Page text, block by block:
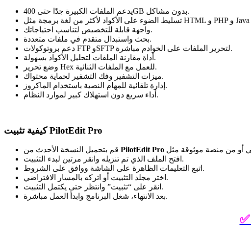
يدعم الملفات الكبيرة جدًا حتى 400GB بدون مشاكل.
واجهة قابلة للتخصيص لتناسب احتياجاتك.
بحث واستبدال متقدم في ملفات متعددة.
دعم بروتوكولات FTP وSFTP لتحرير الملفات على الخوادم مباشرة.
أداة مقارنة الملفات لتحليل الأكواد بسهولة.
وضع تحرير Hex للعمل مع الملفات الثنائية.
ميزات التشفير وفك التشفير لحماية محتواك.
إدارة تلقائية للمهام النصية باستخدام الماكروز.
أداء سريع دون استهلاك كبير لموارد النظام.
كيفية تثبيت PilotEdit Pro
PilotEdit Pro
افتح الملف الذي تم تنزيله وانقر مرتين لبدء التثبيت.
اتبع التعليمات الظاهرة على الشاشة ووافق على الشروط.
اختر مجلد التثبيت أو اتركه بالمسار الافتراضي.
انقر على “تثبيت” وانتظر حتى يكتمل التثبيت.
بعد الانتهاء، شغل البرنامج وابدأ العمل مباشرة.